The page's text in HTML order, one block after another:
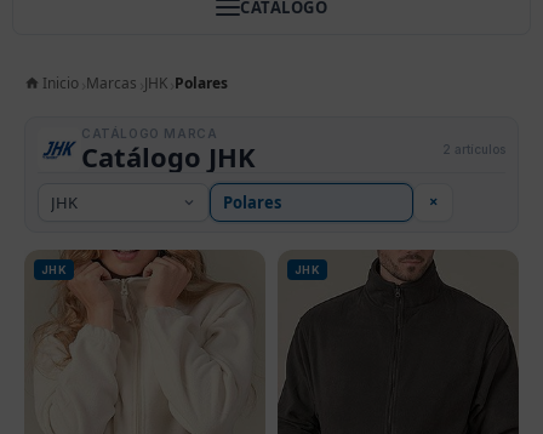
CATÁLOGO
Inicio Marcas JHK Polares
CATÁLOGO MARCA
Catálogo JHK
×
2 artículos
JHK JHK